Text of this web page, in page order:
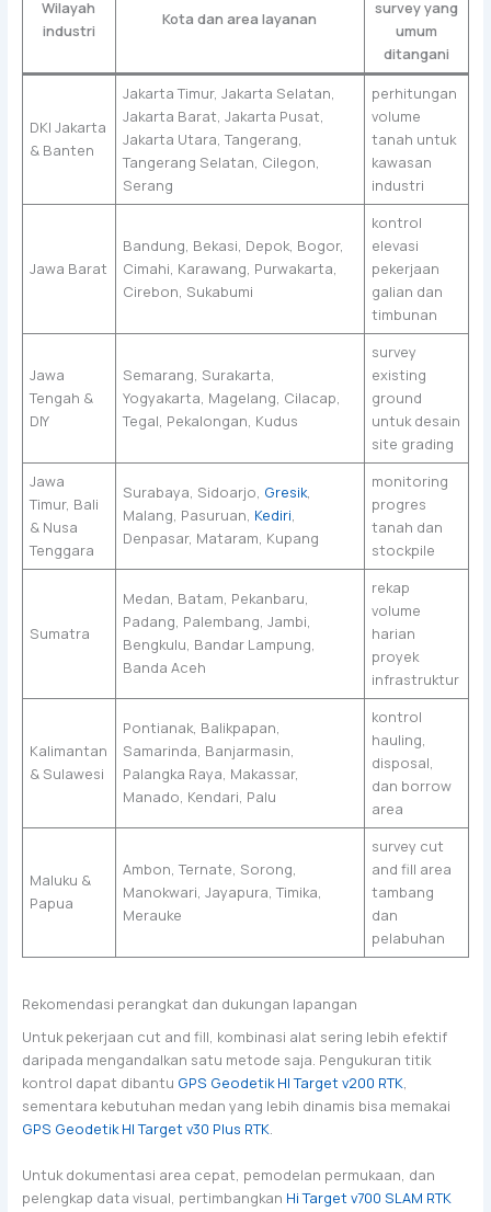
Wilayah
industri
Kota dan area layanan
survey yang
umum
ditangani
DKI Jakarta
& Banten
Jakarta Timur, Jakarta Selatan,
Jakarta Barat, Jakarta Pusat,
Jakarta Utara, Tangerang,
Tangerang Selatan, Cilegon,
Serang
perhitungan
volume
tanah untuk
kawasan
industri
Jawa Barat
Bandung, Bekasi, Depok, Bogor,
Cimahi, Karawang, Purwakarta,
Cirebon, Sukabumi
kontrol
elevasi
pekerjaan
galian dan
timbunan
Jawa
Tengah &
DIY
Semarang, Surakarta,
Yogyakarta, Magelang, Cilacap,
Tegal, Pekalongan, Kudus
survey
existing
ground
untuk desain
site grading
Jawa
Timur, Bali
& Nusa
Tenggara
Surabaya, Sidoarjo, Gresik,
Malang, Pasuruan, Kediri,
Denpasar, Mataram, Kupang
monitoring
progres
tanah dan
stockpile
Sumatra
Medan, Batam, Pekanbaru,
Padang, Palembang, Jambi,
Bengkulu, Bandar Lampung,
Banda Aceh
rekap
volume
harian
proyek
infrastruktur
Kalimantan
& Sulawesi
Pontianak, Balikpapan,
Samarinda, Banjarmasin,
Palangka Raya, Makassar,
Manado, Kendari, Palu
kontrol
hauling,
disposal,
dan borrow
area
Maluku &
Papua
Ambon, Ternate, Sorong,
Manokwari, Jayapura, Timika,
Merauke
survey cut
and fill area
tambang
dan
pelabuhan
Rekomendasi perangkat dan dukungan lapangan
Untuk pekerjaan cut and fill, kombinasi alat sering lebih efektif
daripada mengandalkan satu metode saja. Pengukuran titik
kontrol dapat dibantu GPS Geodetik HI Target v200 RTK,
sementara kebutuhan medan yang lebih dinamis bisa memakai
GPS Geodetik HI Target v30 Plus RTK.
Untuk dokumentasi area cepat, pemodelan permukaan, dan
pelengkap data visual, pertimbangkan Hi Target v700 SLAM RTK